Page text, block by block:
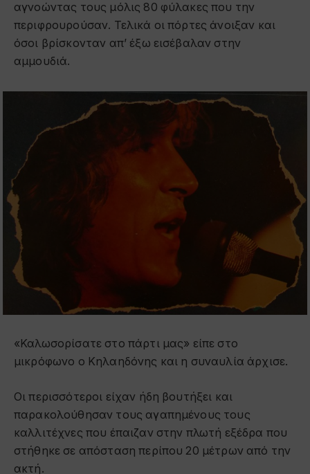
αγνοώντας τους μόλις 80 φύλακες που την
περιφρουρούσαν. Τελικά οι πόρτες άνοιξαν και
όσοι βρίσκονταν απ’ έξω εισέβαλαν στην
αμμουδιά.
«Καλωσορίσατε στο πάρτι μας» είπε στο
μικρόφωνο ο Κηλαηδόνης και η συναυλία άρχισε.
Οι περισσότεροι είχαν ήδη βουτήξει και
παρακολούθησαν τους αγαπημένους τους
καλλιτέχνες που έπαιζαν στην πλωτή εξέδρα που
στήθηκε σε απόσταση περίπου 20 μέτρων από την
ακτή.